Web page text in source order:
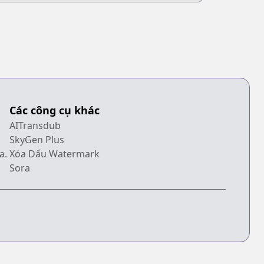
Các công cụ khác
AITransdub
SkyGen Plus
Xóa Dấu Watermark
Sora